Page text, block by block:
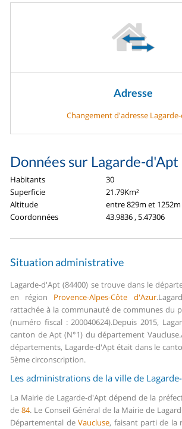
Adresse
Changement d'adresse
Données sur Lagarde-d'Apt
Habitants
30
Superficie
21.79Km²
Altitude
entre 829m et 1252m
Coordonnées
43.9836 , 5.47306
Situation administrative
Lagarde-d'Apt (84400) se trouve dans le
en région Provence-Alpes-Côte d'Azur.
rattachée à la communauté de communes du
(numéro fiscal : 200040624).Depuis 2015,
canton de Apt (N°1) du département Vaucluse.
départements, Lagarde-d'Apt était dans le
5ème circonscription.
Les administrations de la ville de
La Mairie de Lagarde-d'Apt dépend de la
de84. Le Conseil Général de la Mairie de
Départemental deVaucluse, faisant parti de la